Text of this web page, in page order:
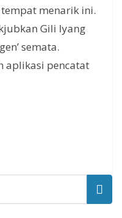
menarik ini.
Gili Iyang
semata.
aplikasi pencatat